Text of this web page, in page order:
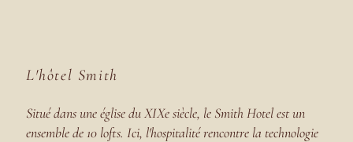
L'hôtel Smith
Situé dans une église du XIXe siècle, le Smith Hotel est un
ensemble de 10 lofts. Ici, l'hospitalité rencontre la technologie